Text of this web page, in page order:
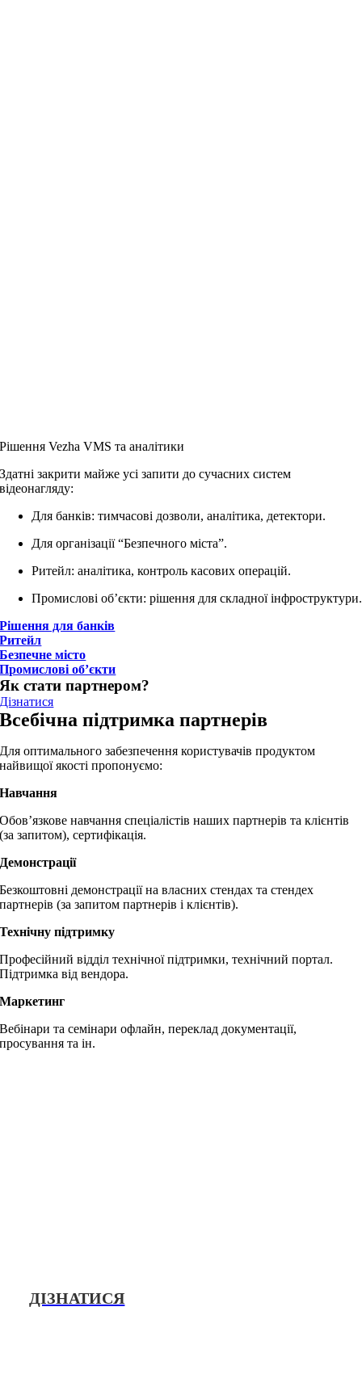
ДІЗНАТИСЯ
Рішення Vezha VMS та аналітики
Здатні закрити майже усі запити до сучасних систем
відеонагляду:
Для банків: тимчасові дозволи, аналітика, детектори.
Для організації “Безпечного міста”.
Ритейл: аналітика, контроль касових операцій.
Промислові об’єкти: рішення для складної інфроструктури.
Рішення для банків
Ритейл
Безпечне місто
Промислові об’єкти
Як стати партнером?
Дізнатися
Всебічна підтримка партнерів
Для оптимального забезпечення користувачів продуктом
найвищої якості пропонуємо:
Навчання
Обов’язкове навчання спеціалістів наших партнерів та клієнтів
(за запитом), сертифікація.
Демонстрації
Безкоштовні демонстрації на власних стендах та стендех
партнерів (за запитом партнерів і клієнтів).
Технічну підтримку
Професійний відділ технічної підтримки, технічний портал.
Підтримка від вендора.
Маркетинг
Вебінари та семінари офлайн, переклад документації,
просування та ін.